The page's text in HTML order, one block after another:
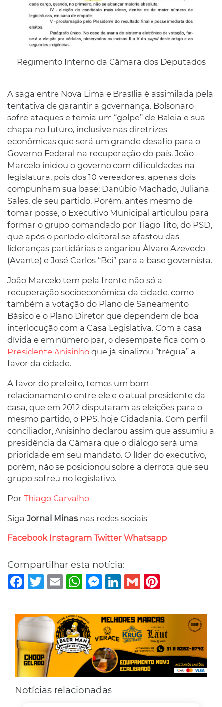
Regimento Interno da Câmara dos Deputados
A saga entre Nova Lima e Brasília é assimilada pela
tentativa de garantir a governança. Bolsonaro
sofre ataques e temia um “golpe” de Baleia e sua
chapa no futuro, inclusive nas diretrizes
econômicas que será um grande desafio para o
Governo Federal na recuperação do país. João
Marcelo iniciou o governo com dificuldades na
legislatura, pois dos 10 vereadores, apenas dois
compunham sua base: Danúbio Machado, Juliana
Sales, de seu partido. Porém, antes mesmo de
tomar posse, o Executivo Municipal articulou para
formar o grupo comandado por Tiago Tito, do PSD,
que após o período eleitoral se afastou das
lideranças partidárias e angariou Álvaro Azevedo
(Avante) e José Carlos “Boi” para a base governista.
João Marcelo tem pela frente não só a
recuperação socioeconômica da cidade, como
também a votação do Plano de Saneamento
Básico e o Plano Diretor que dependem de boa
interlocução com a Casa Legislativa. Com a casa
dívida e em número par, o desempate fica com o
Presidente Anisinho que já sinalizou “trégua” a
favor da cidade.
A favor do prefeito, temos um bom
relacionamento entre ele e o atual presidente da
casa, que em 2012 disputaram as eleições para o
mesmo partido, o PPS, hoje Cidadania. Com perfil
conciliador, Anisinho declarou assim que assumiu a
presidência da Câmara que o diálogo será uma
prioridade em seu mandato. O líder do executivo,
porém, não se posicionou sobre a derrota que seu
grupo sofreu no legislativo.
Por Thiago Carvalho
Siga Jornal Minasnas redes sociais
Facebook Instagram Twitter Whatsapp
Compartilhar esta notícia:
Facebook
TwitterEmail WhatsAppMessenger
LinkedIn
Gmail
Notícias relacionadas